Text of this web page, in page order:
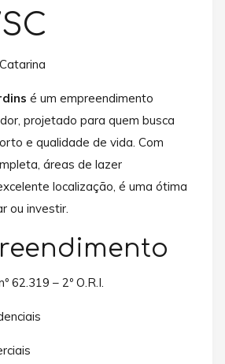
é um empreendimento
projetado para quem busca
e qualidade de vida. Com
áreas de lazer
localização, é uma ótima
ou investir.
62.319 – 2º O.R.I.